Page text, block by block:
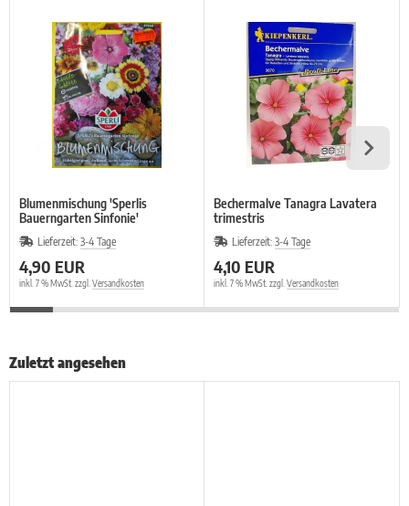
Blumenmischung 'Sperlis
Bauerngarten Sinfonie'
Lieferzeit: 3-4 Tage
4,90 EUR
inkl. 7 % MwSt. zzgl. Versandkosten
Bechermalve Tanagra Lavatera
trimestris
Lieferzeit: 3-4 Tage
4,10 EUR
inkl. 7 % MwSt. zzgl. Versandkosten
Zuletzt angesehen